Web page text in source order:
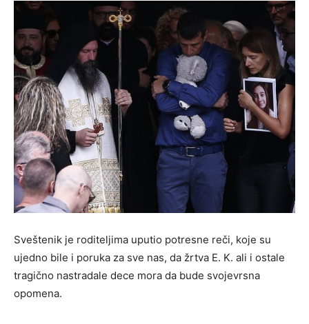
Sveštenik je roditeljima uputio potresne reči, koje su
ujedno bile i poruka za sve nas, da žrtva E. K. ali i ostale
tragično nastradale dece mora da bude svojevrsna
opomena.